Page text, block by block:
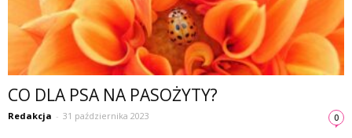
CO DLA PSA NA PASOŻYTY?
Redakcja - 31 października 2023 0